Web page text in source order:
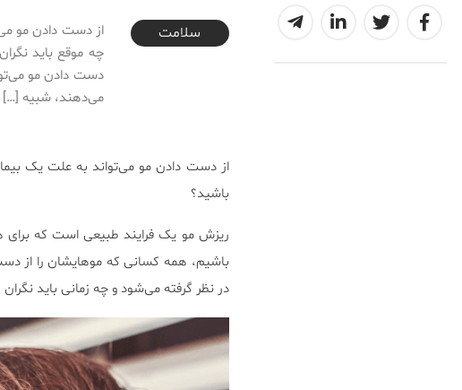
2017-07-10T11:07:24+04:30
سلامت
از دست دادن مو
چه موقع باید
دست دادن مو
می‌دهند، شبیه […]
از دست دادن مو می‌تواند به علت یک
باشید؟
ریزش مو یک فرایند طبیعی است که برای
باشیم، همه کسانی که موهایشان را از
در نظر گرفته می‌شود و چه زمانی باید